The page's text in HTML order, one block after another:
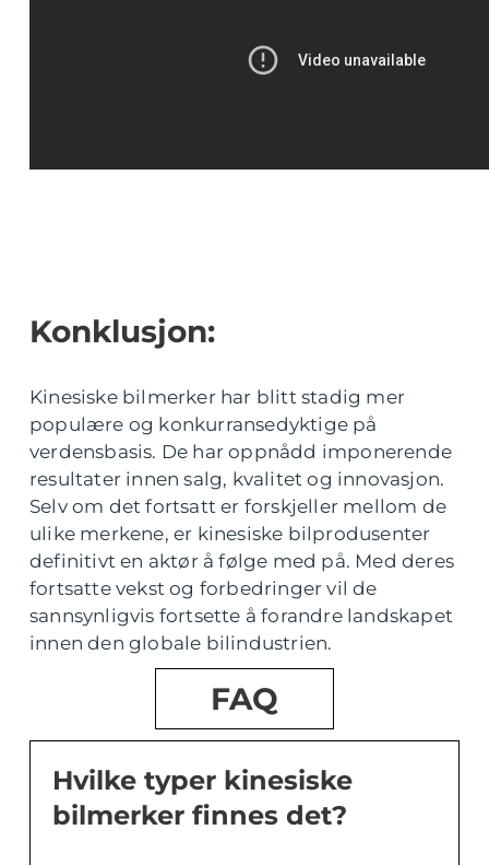
Konklusjon:
Kinesiske bilmerker har blitt stadig mer
populære og konkurransedyktige på
verdensbasis. De har oppnådd imponerende
resultater innen salg, kvalitet og innovasjon.
Selv om det fortsatt er forskjeller mellom de
ulike merkene, er kinesiske bilprodusenter
definitivt en aktør å følge med på. Med deres
fortsatte vekst og forbedringer vil de
sannsynligvis fortsette å forandre landskapet
innen den globale bilindustrien.
FAQ
Hvilke typer kinesiske
bilmerker finnes det?